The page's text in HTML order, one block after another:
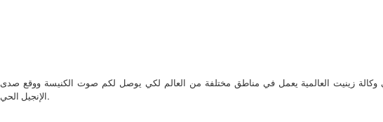
زينيت العالمية يعمل في مناطق مختلفة من العالم لكي يوصل لكم صوت الكنيسة ووقع صدى
الإنجيل الحي.